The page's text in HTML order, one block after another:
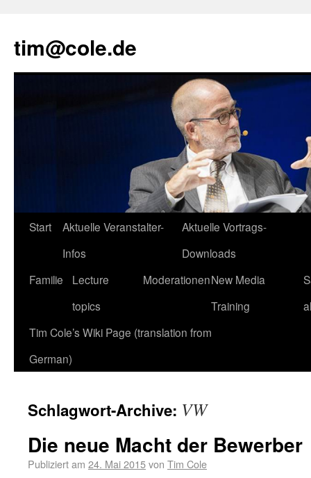
tim@cole.de
Start
Aktuelle Veranstalter-
Infos
Aktuelle Vortrags-
Downloads
Familie
Lecture
topics
ModerationenNew Media
Training
Tim Cole’s Wiki Page (translation from
German)
Schlagwort-Archive: VW
Die neue Macht der Bewerber
Publiziert am 24. Mai 2015von Tim Cole